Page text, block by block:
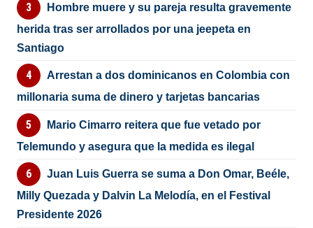
Hombre muere y su pareja resulta gravemente
herida tras ser arrollados por una jeepeta en
Santiago
Arrestan a dos dominicanos en Colombia con
millonaria suma de dinero y tarjetas bancarias
Mario Cimarro reitera que fue vetado por
Telemundo y asegura que la medida es ilegal
Juan Luis Guerra se suma a Don Omar, Beéle,
Milly Quezada y Dalvin La Melodía, en el Festival
Presidente 2026